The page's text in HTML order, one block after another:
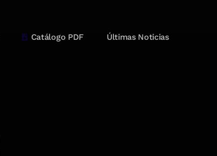
Catálogo PDF Últimas Noticias